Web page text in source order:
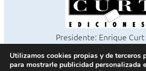
Presidente: Enrique
©2026 Revista Cocinas
Utilizamos cookies propias y de terceros
para mostrarle publicidad personalizada